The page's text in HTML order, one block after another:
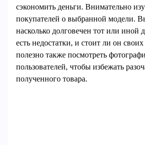
сэкономить деньги. Внимательно
покупателей о выбранной модели.
насколько долговечен тот или иной
есть недостатки, и стоит ли он
полезно также посмотреть
пользователей, чтобы избежать
полученного товара.